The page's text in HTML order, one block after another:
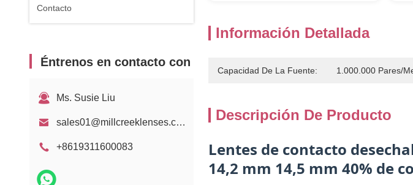
Contacto
Éntrenos en contacto con
Ms. Susie Liu
sales01@millcreeklenses.com
+8619311600083
Información Detallada
Capacidad De La Fuente: 1.000.000 Pares/
Descripción De Producto
Lentes de contacto
14,2 mm 14,5 mm 40% de